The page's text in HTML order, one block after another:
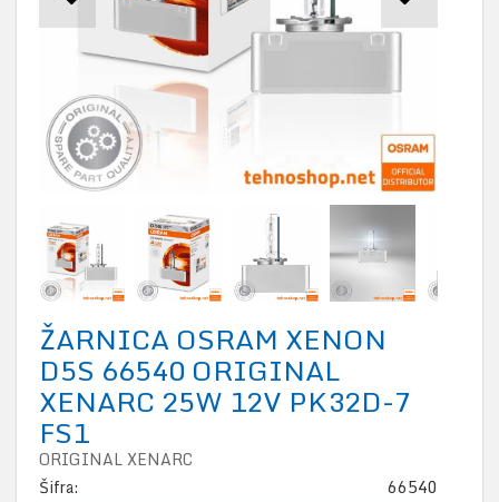
ŽARNICA OSRAM XENON
D5S 66540 ORIGINAL
XENARC 25W 12V PK32D-7
FS1
ORIGINAL XENARC
Šifra:
66540